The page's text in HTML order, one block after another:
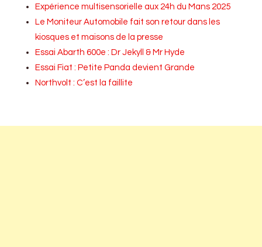
Expérience multisensorielle aux 24h du Mans 2025
Le Moniteur Automobile fait son retour dans les
kiosques et maisons de la presse
Essai Abarth 600e : Dr Jekyll & Mr Hyde
Essai Fiat : Petite Panda devient Grande
Northvolt : C’est la faillite